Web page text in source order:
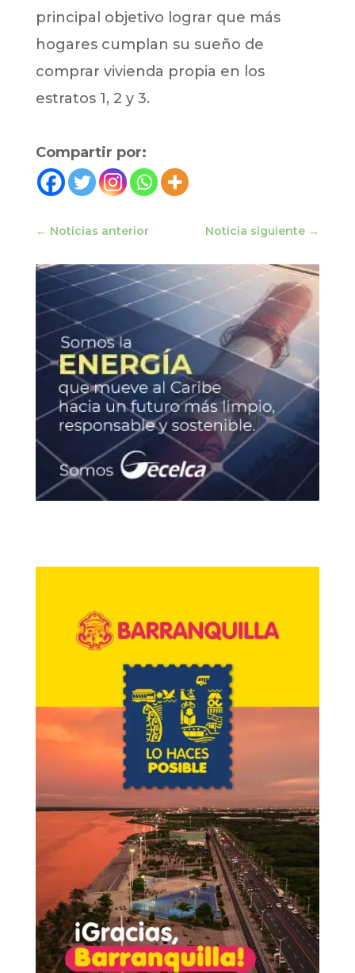
principal objetivo lograr que más
hogares cumplan su sueño de
comprar vivienda propia en los
estratos 1, 2 y 3.
Compartir por:
← Noticias anterior Noticia siguiente →